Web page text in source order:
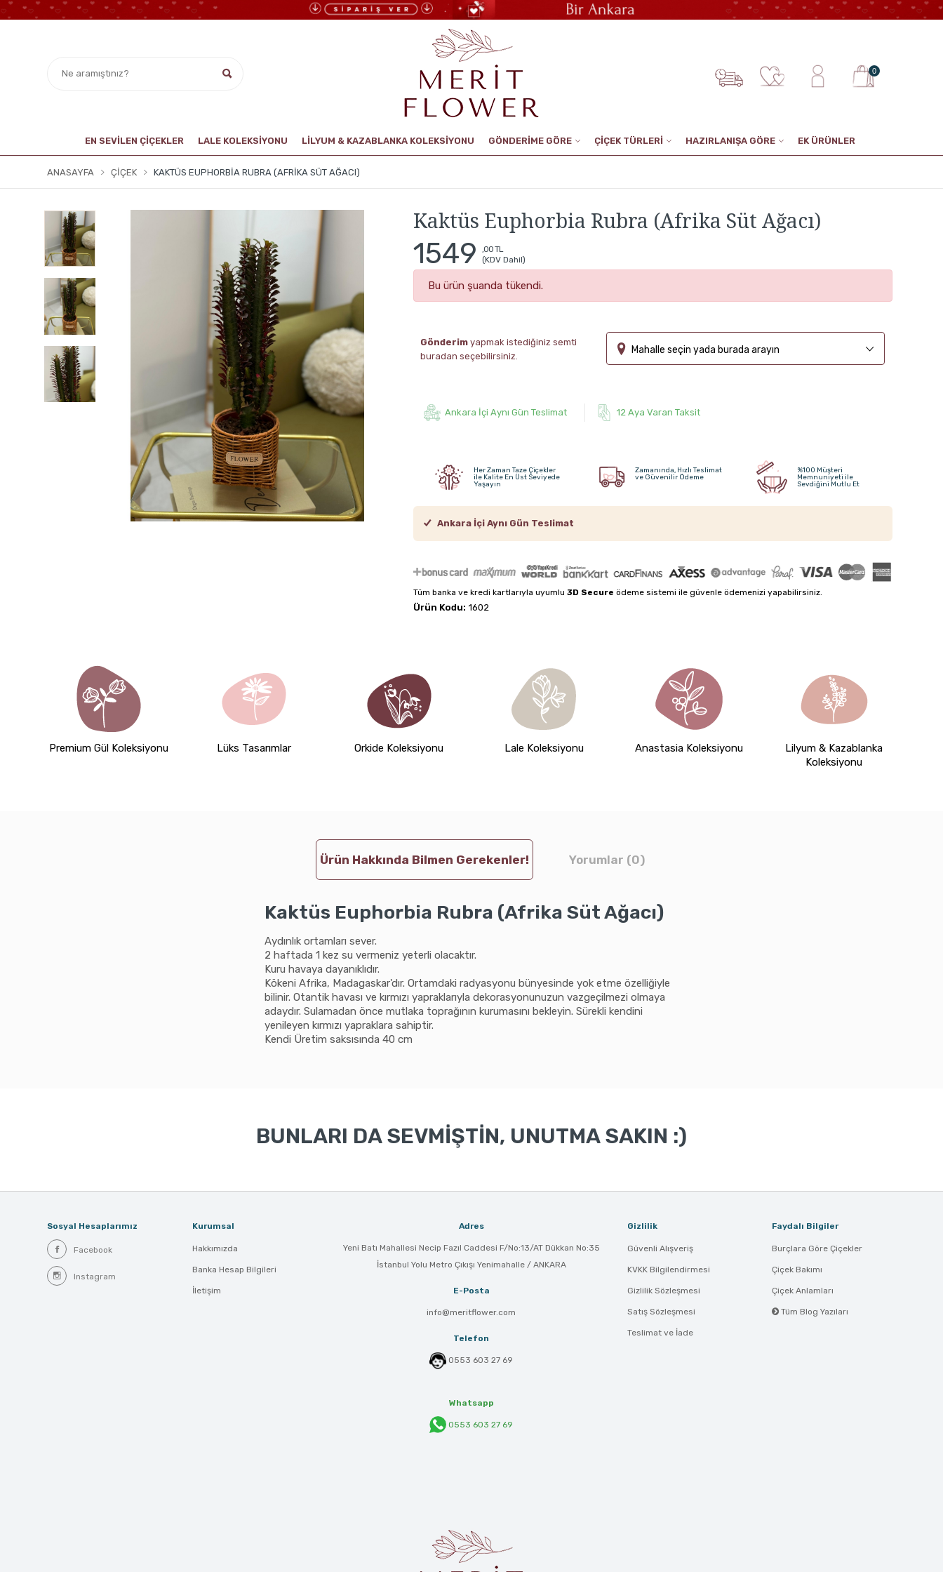
0
EN SEVİLEN ÇİÇEKLER LALE KOLEKSIYONU LİLYUM & KAZABLANKA KOLEKSİYONU GÖNDERİME GÖRE ÇİÇEK TÜRLERİ HAZIRLANIŞA GÖRE EK ÜRÜNLER
ANASAYFA ÇIÇEK KAKTÜS EUPHORBIA RUBRA (AFRIKA SÜT AĞACI)
Kaktüs Euphorbia Rubra (Afrika Süt Ağacı)
1549
,00 TL
(KDV Dahil)
Bu ürün şuanda tükendi.
Gönderimyapmak istediğiniz semti
buradan seçebilirsiniz.
Mahalle seçin yada burada arayın
Ankara İçi Aynı Gün Teslimat 12 Aya Varan Taksit
Her Zaman Taze Çiçekler
ile Kalite En Üst Seviyede
Yaşayın
Zamanında, Hızlı Teslimat
ve Güvenilir Ödeme
%100 Müşteri
Memnuniyeti ile
Sevdiğini Mutlu Et
Ankara İçi Aynı Gün Teslimat
Tüm banka ve kredi kartlarıyla uyumlu 3D Secure ödeme sistemi ile güvenle ödemenizi yapabilirsiniz.
Ürün Kodu: 1602
Premium Gül Koleksiyonu Lüks Tasarımlar Orkide Koleksiyonu Lale Koleksiyonu Anastasia Koleksiyonu
Lilyum & Kazablanka
Koleksiyonu
Ürün Hakkında Bilmen Gerekenler! Yorumlar (0)
Kaktüs Euphorbia Rubra (Afrika Süt Ağacı)
Aydınlık ortamları sever.
2 haftada 1 kez su vermeniz yeterli olacaktır.
Kuru havaya dayanıklıdır.
Kökeni Afrika, Madagaskar'dır. Ortamdaki radyasyonu bünyesinde yok etme özelliğiyle
bilinir. Otantik havası ve kırmızı yapraklarıyla dekorasyonunuzun vazgeçilmezi olmaya
adaydır. Sulamadan önce mutlaka toprağının kurumasını bekleyin. Sürekli kendini
yenileyen kırmızı yapraklara sahiptir.
Kendi Üretim saksısında 40 cm
BUNLARI DA SEVMİŞTİN, UNUTMA SAKIN :)
Sosyal Hesaplarımız
Facebook
Instagram
Kurumsal
Hakkımızda
Banka Hesap Bilgileri
İletişim
Adres
Yeni Batı Mahallesi Necip Fazıl Caddesi F/No:13/AT Dükkan No:35
İstanbul Yolu Metro Çıkışı Yenimahalle / ANKARA
E-Posta
info@meritflower.com
Telefon
0553 603 27 69
Whatsapp
0553 603 27 69
Gizlilik
Güvenli Alışveriş
KVKK Bilgilendirmesi
Gizlilik Sözleşmesi
Satış Sözleşmesi
Teslimat ve İade
Faydalı Bilgiler
Burçlara Göre Çiçekler
Çiçek Bakımı
Çiçek Anlamları
Tüm Blog Yazıları